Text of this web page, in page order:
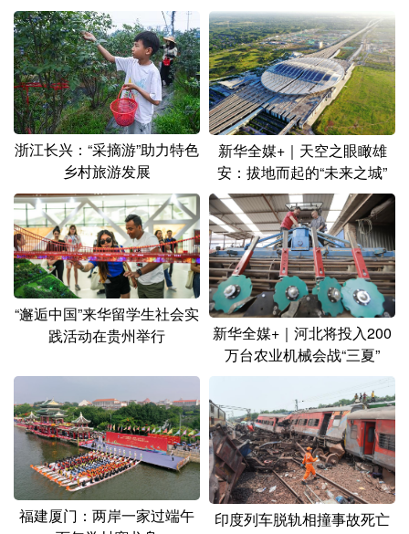
Русский язык 日本語 한국어
Deutsch Português
浙江长兴：“采摘游”助力特色
乡村旅游发展
新华全媒+｜天空之眼瞰雄
安：拔地而起的“未来之城”
“邂逅中国”来华留学生社会实
践活动在贵州举行
新华全媒+｜河北将投入200
万台农业机械会战“三夏”
福建厦门：两岸一家过端午
印度列车脱轨相撞事故死亡